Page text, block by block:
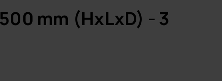
mm (HxLxD) - 3